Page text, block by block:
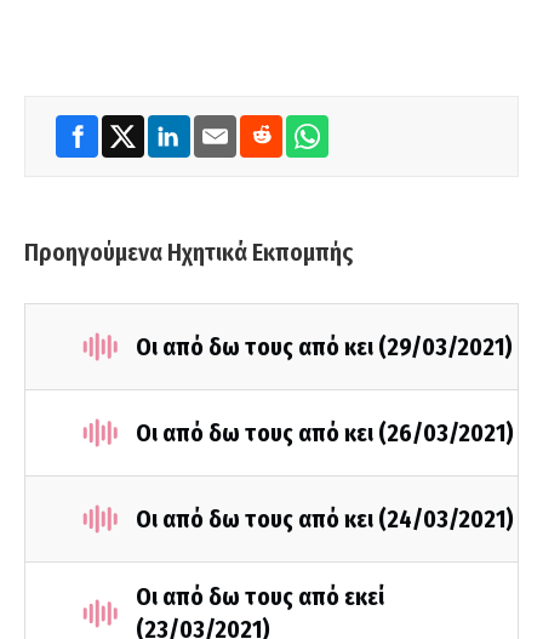
Προηγούμενα Ηχητικά Εκπομπής
Οι από δω τους από κει (29/03/2021)
Οι από δω τους από κει (26/03/2021)
Οι από δω τους από κει (24/03/2021)
Οι από δω τους από εκεί
(23/03/2021)